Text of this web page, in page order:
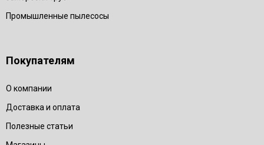
Промышленные пылесосы
Покупателям
О компании
Доставка и оплата
Полезные статьи